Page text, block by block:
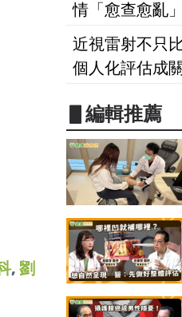
, 劉
情「愈查愈亂
近視雷射不只
個人化評估成
▋編輯推薦